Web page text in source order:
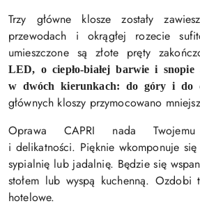
Trzy główne klosze zostały
przewodach i okrągłej rozecie
umieszczone są złote pręty
LED, o ciepło-białej barwie i snopie
w dwóch kierunkach: do góry i do
głównych kloszy przymocowano
Oprawa CAPRI nada
i delikatności. Pięknie wkomponuje
sypialnię lub jadalnię. Będzie się
stołem lub wyspą kuchenną.
hotelowe.